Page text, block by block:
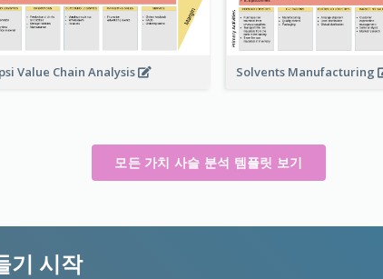
Value Chain Analysis Solvents Manufacturing
모든 가치 사슬 분석 템플릿 보기
기 시작